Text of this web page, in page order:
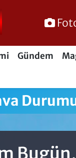
Gündem